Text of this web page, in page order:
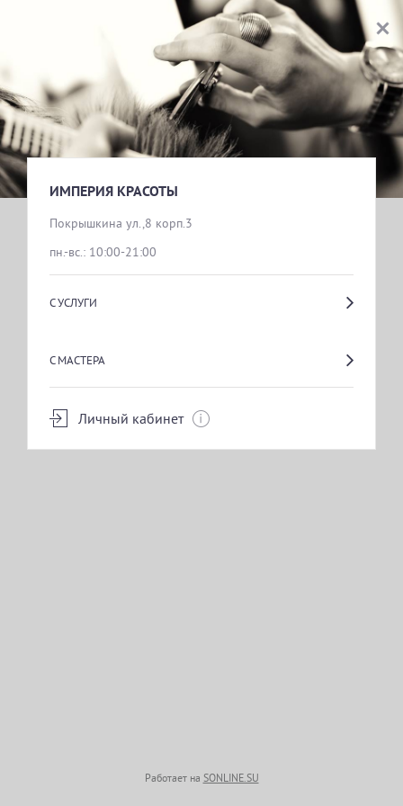
ИМПЕРИЯ КРАСОТЫ
Покрышкина ул.,8 корп.3
пн.-вс.: 10:00-21:00
С УСЛУГИ
С МАСТЕРА
Личный кабинет
Работает на SONLINE.SU
ИМПЕРИЯ КРАСОТЫ
ВЫБОР УСЛУГИ
ПРОДАЖА КРЕМОВ
НОГТЕВАЯ СТУДИЯ